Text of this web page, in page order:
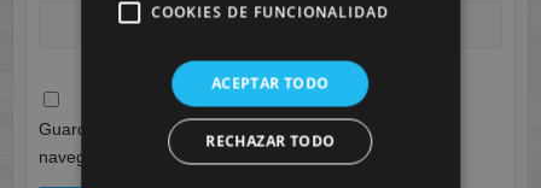
Guarda mi nombre, correo electrónico y web en este
navegador para la próxima vez que comente.
COOKIES DE FUNCIONALIDAD
ACEPTAR TODO
RECHAZAR TODO